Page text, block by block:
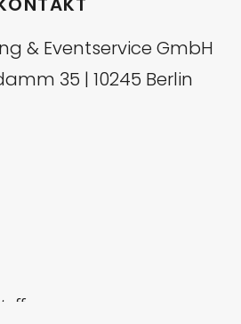
& Eventservice GmbH
35 | 10245 Berlin